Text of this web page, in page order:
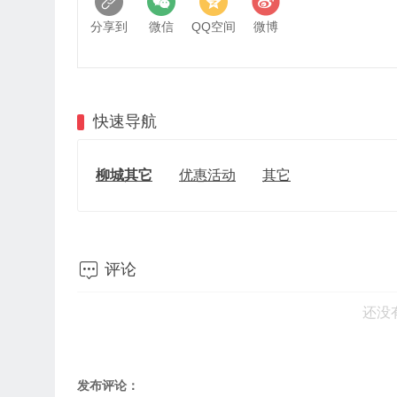
分享到 微信 QQ空间 微博
快速导航
柳城其它 优惠活动 其它
 评论
还没
发布评论：